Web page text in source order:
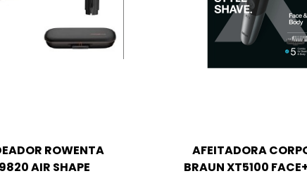
ROWENTA
AIR SHAPE
AFEITADORA
BRAUN XT5100